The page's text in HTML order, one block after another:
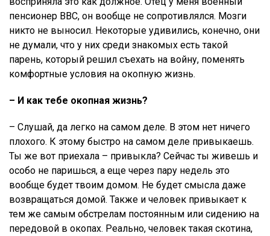
пенсионер ВВС, он вообще не сопротивлялся. Мозги
никто не выносил. Некоторые удивились, конечно, они
не думали, что у них среди знакомых есть такой
парень, который решил съехать на войну, поменять
комфортные условия на окопную жизнь.
– И как тебе окопная жизнь?
– Слушай, да легко на самом деле. В этом нет ничего
плохого. К этому быстро на самом деле привыкаешь.
Ты же вот приехала – привыкла? Сейчас ты живешь и
особо не паришься, а еще через пару недель это
вообще будет твоим домом. Не будет смысла даже
возвращаться домой. Также и человек привыкает к
тем же самым обстрелам постоянным или сидению на
передовой в окопах. Реально, человек такая скотина,